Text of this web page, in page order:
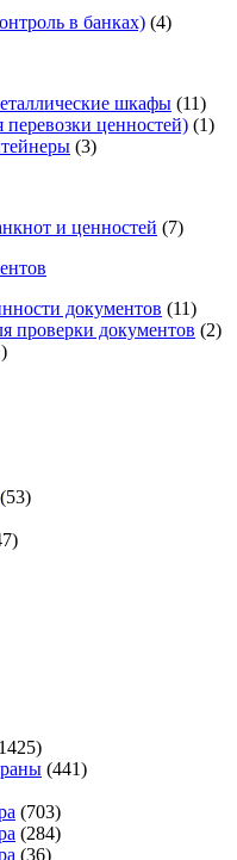
в банках) (4)
шкафы (11)
перевозки ценностей) (1)
(3)
и ценностей (7)
документов (11)
проверки документов (2)
(53)
(441)
(703)
(284)
(36)